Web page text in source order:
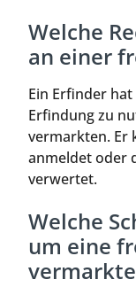
Welche
an einer
Ein Erfinder
Erfindung zu
vermarkten. Er
anmeldet oder
verwertet.
Welche
um eine